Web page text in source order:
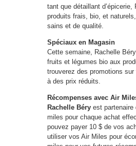
tant que détaillant
produits frais, bio, et
sains et de qualité.
Spéciaux en Magasin
Cette semaine, Rachelle
fruits et légumes bio aux
trouverez des promotions
à des prix réduits.
Récompenses avec Air
Rachelle Béry est partenaire
miles pour chaque achat
pouvez payer 10 $ de vos
utiliser vos Air Miles pour